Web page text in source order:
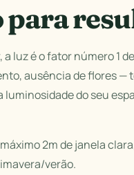
para
luz é o fator número 1
ausência de flores —
do seu
2m de janela
verão.